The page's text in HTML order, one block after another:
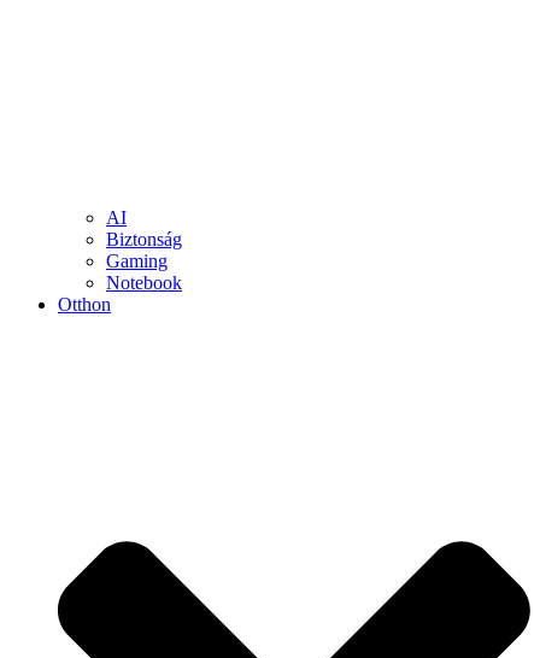
AI
Biztonság
Gaming
Notebook
Otthon